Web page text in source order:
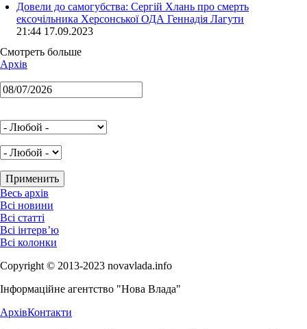
Довели до самогубства: Сергій Хлань про смерть
ексочільника Херсонської ОДА Геннадія Лагути
21:44 17.09.2023
Смотреть больше
Архів
Весь архів
Всі новини
Всі статті
Всі інтерв’ю
Всі колонки
Copyright © 2013-2023 novavlada.info
Інформаційне агентство "Нова Влада"
АрхівКонтакти